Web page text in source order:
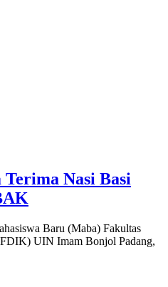
Nasi Basi
Baru (Maba) Fakultas
UIN Imam Bonjol Padang,